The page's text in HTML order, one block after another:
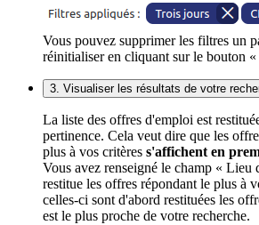
Vous pouvez supprimer les filtres un
réinitialiser en cliquant sur le bouton
3. Visualiser les résultats de votre
La liste des offres d'emploi est
pertinence. Cela veut dire que les
plus à vos critères s'affichent en
Vous avez renseigné le champ « Lieu
restitue les offres répondant le plus à
celles-ci sont d'abord restituées les
est le plus proche de votre recherche.